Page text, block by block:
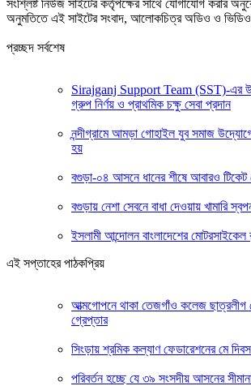
সংশ্লিষ্ট নিউজ সাইটের কর্তৃপক্ষের সাথে যোগাযোগ করার
অনুমতিতে এই সাইটের সংবাদ, আলোকচিত্র অডিও ও ভিডিও
প্রচ্ছদ সর্বশেষ
Sirajganj Support Team (SST)-এর
গ্রুপ নির্ণয় ও প্রাথমিক চক্ষু সেবা প্রদান
নন্দীগ্রামে আমড়া গোহাইল যুব সমাজ উদ্যোগে
হয়
বগুড়া-০৪ আসনে ধানের শীষে আবারও
বগুড়ায় নেশা সেবনে বাধা দেওয়ায় খামারি
ইসলামী আন্দোলন বাংলাদেশের
এই সপ্তাহের পাঠকপ্রিয়
আত্মগোপনে থাকা তেজগাঁও কলেজ ছাত্রলীগ
গ্রেপ্তার
সিংড়ায় শ্রমিক কল্যাণ ফেডারেশনের মে
পরিবর্তন হচ্ছে যে ৩৯ সংসদীয় আসনের